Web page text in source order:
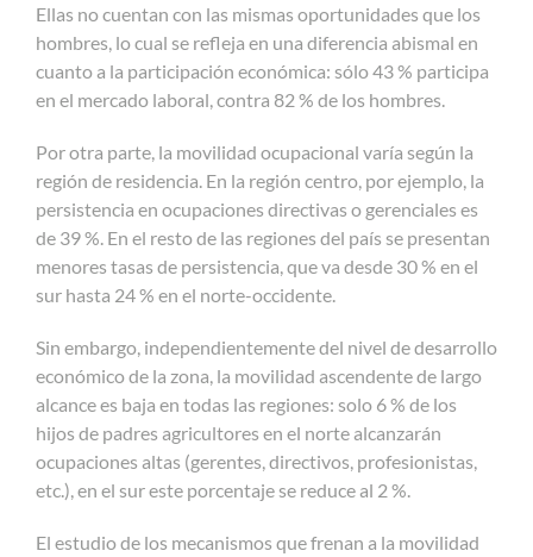
Ellas no cuentan con las mismas oportunidades que los
hombres, lo cual se refleja en una diferencia abismal en
cuanto a la participación económica: sólo 43 % participa
en el mercado laboral, contra 82 % de los hombres.
Por otra parte, la movilidad ocupacional varía según la
región de residencia. En la región centro, por ejemplo, la
persistencia en ocupaciones directivas o gerenciales es
de 39 %. En el resto de las regiones del país se presentan
menores tasas de persistencia, que va desde 30 % en el
sur hasta 24 % en el norte-occidente.
Sin embargo, independientemente del nivel de desarrollo
económico de la zona, la movilidad ascendente de largo
alcance es baja en todas las regiones: solo 6 % de los
hijos de padres agricultores en el norte alcanzarán
ocupaciones altas (gerentes, directivos, profesionistas,
etc.), en el sur este porcentaje se reduce al 2 %.
El estudio de los mecanismos que frenan a la movilidad